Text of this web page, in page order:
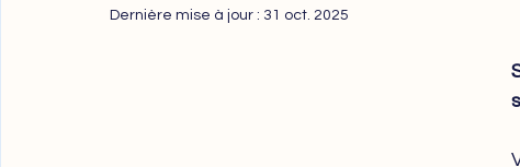
Dernière mise à jour : 31 oct. 2025